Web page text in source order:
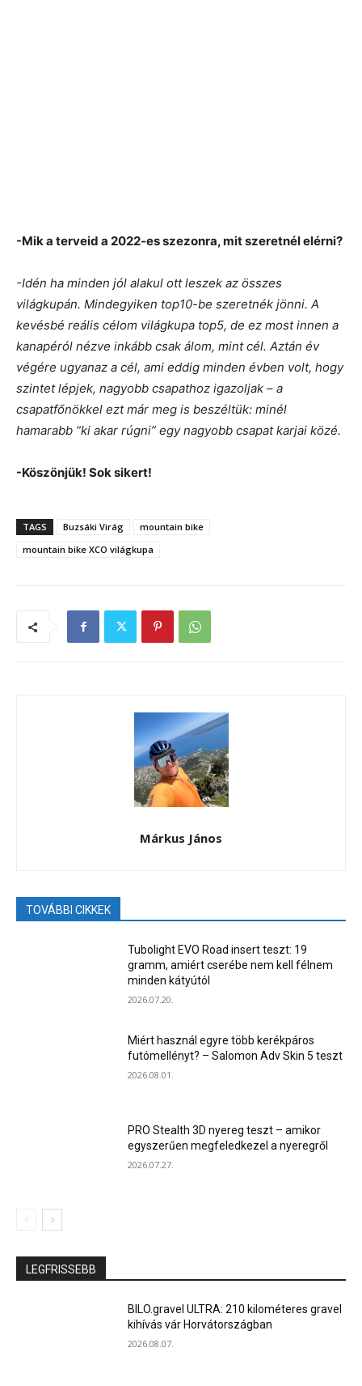
-Mik a terveid a 2022-es szezonra, mit szeretnél elérni?
-Idén ha minden jól alakul ott leszek az összes
világkupán. Mindegyiken top10-be szeretnék jönni. A
kevésbé reális célom világkupa top5, de ez most innen a
kanapéról nézve inkább csak álom, mint cél. Aztán év
végére ugyanaz a cél, ami eddig minden évben volt, hogy
szintet lépjek, nagyobb csapathoz igazoljak – a
csapatfőnökkel ezt már meg is beszéltük: minél
hamarabb “ki akar rúgni” egy nagyobb csapat karjai közé.
-Köszönjük! Sok sikert!
TAGS Buzsáki Virág
mountain bike
mountain bike XCO világkupa
Márkus János
TOVÁBBI CIKKEK
Tubolight EVO Road insert teszt: 19
gramm, amiért cserébe nem kell félnem
minden kátyútól
2026.07.20.
Miért használ egyre több kerékpáros
futómellényt? – Salomon Adv Skin 5 teszt
2026.08.01.
PRO Stealth 3D nyereg teszt – amikor
egyszerűen megfeledkezel a nyeregről
2026.07.27.
LEGFRISSEBB
BILO.gravel ULTRA: 210 kilométeres gravel
kihívás vár Horvátországban
2026.08.07.